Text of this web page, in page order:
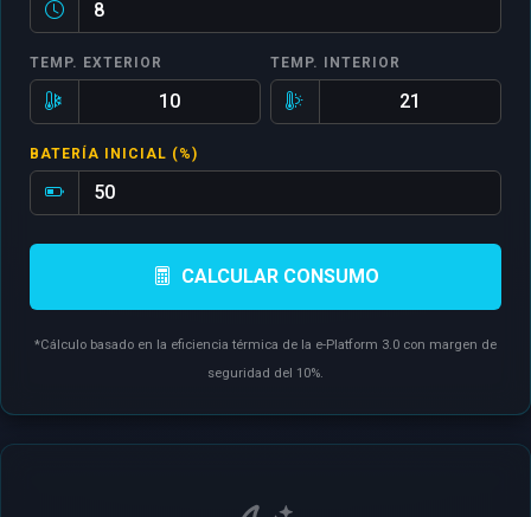
TEMP. EXTERIOR TEMP. INTERIOR
BATERÍA INICIAL (%)
CALCULAR CONSUMO
*Cálculo basado en la eficiencia térmica de la e-Platform 3.0 con margen de
seguridad del 10%.